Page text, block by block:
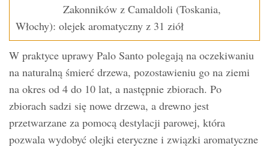
Zakonników z Camaldoli (Toskania,
Włochy): olejek aromatyczny z 31 ziół
W praktyce uprawy Palo Santo polegają na oczekiwaniu
na naturalną śmierć drzewa, pozostawieniu go na ziemi
na okres od 4 do 10 lat, a następnie zbiorach. Po
zbiorach sadzi się nowe drzewa, a drewno jest
przetwarzane za pomocą destylacji parowej, która
pozwala wydobyć olejki eteryczne i związki aromatyczne